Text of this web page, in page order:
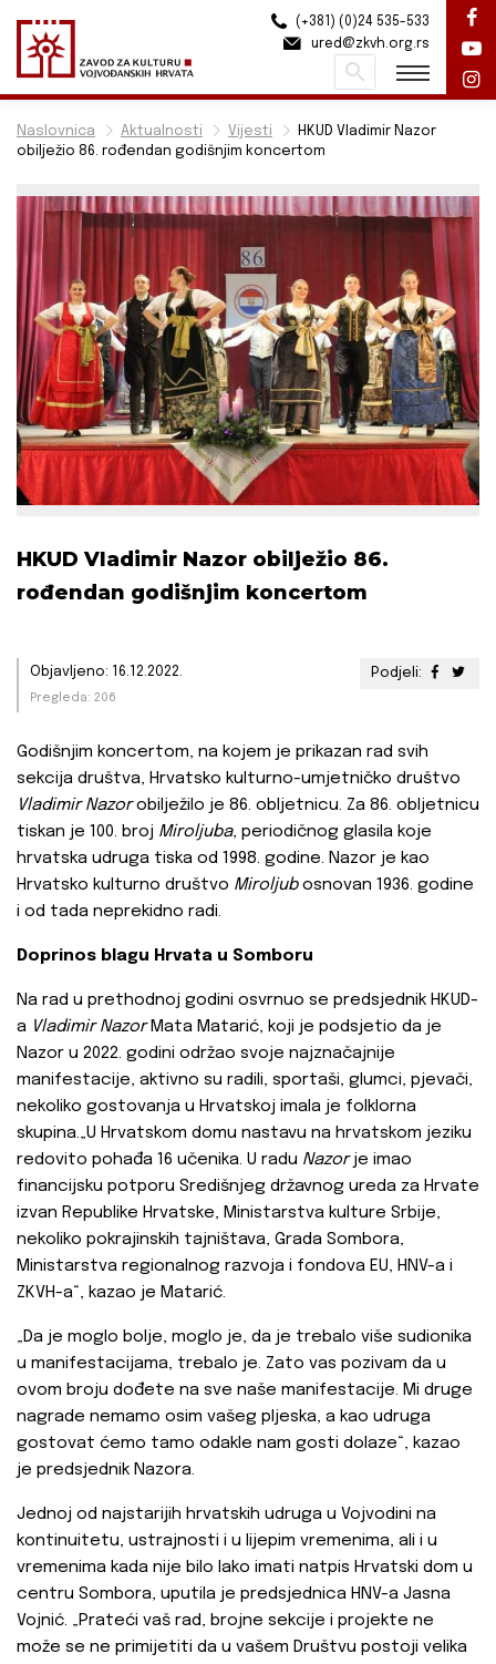
Naslovnica Aktualnosti Vijesti
HKUD Vladimir Nazor
obilježio 86. rođendan godišnjim koncertom
HKUD Vladimir Nazor obilježio 86.
rođendan godišnjim koncertom
Podjeli:
Objavljeno: 16.12.2022.
Pregleda: 206
Godišnjim koncertom, na kojem je prikazan rad svih
sekcija društva, Hrvatsko kulturno-umjetničko društvo
Vladimir Nazorobilježilo je 86. obljetnicu. Za 86. obljetnicu
tiskan je 100. broj Miroljuba, periodičnog glasila koje
hrvatska udruga tiska od 1998. godine. Nazor je kao
Hrvatsko kulturno društvo Miroljubosnovan 1936. godine
i od tada neprekidno radi.
Doprinos blagu Hrvata u Somboru
Na rad u prethodnoj godini osvrnuo se predsjednik HKUD-
a Vladimir NazorMata Matarić, koji je podsjetio da je
Nazor u 2022. godini održao svoje najznačajnije
manifestacije, aktivno su radili, sportaši, glumci, pjevači,
nekoliko gostovanja u Hrvatskoj imala je folklorna
skupina.„U Hrvatskom domu nastavu na hrvatskom jeziku
redovito pohađa 16 učenika. U radu Nazorje imao
financijsku potporu Središnjeg državnog ureda za Hrvate
izvan Republike Hrvatske, Ministarstva kulture Srbije,
nekoliko pokrajinskih tajništava, Grada Sombora,
Ministarstva regionalnog razvoja i fondova EU, HNV-a i
ZKVH-a“, kazao je Matarić.
„Da je moglo bolje, moglo je, da je trebalo više sudionika
u manifestacijama, trebalo je. Zato vas pozivam da u
ovom broju dođete na sve naše manifestacije. Mi druge
nagrade nemamo osim vašeg pljeska, a kao udruga
gostovat ćemo tamo odakle nam gosti dolaze“, kazao
je predsjednik Nazora.
Jednoj od najstarijih hrvatskih udruga u Vojvodini na
kontinuitetu, ustrajnosti i u lijepim vremenima, ali i u
vremenima kada nije bilo lako imati natpis Hrvatski dom u
centru Sombora, uputila je predsjednica HNV-a Jasna
Vojnić. „Prateći vaš rad, brojne sekcije i projekte ne
može se ne primijetiti da u vašem Društvu postoji velika
(+381) (0)24 535-533
ured@zkvh.org.rs
Pretraži